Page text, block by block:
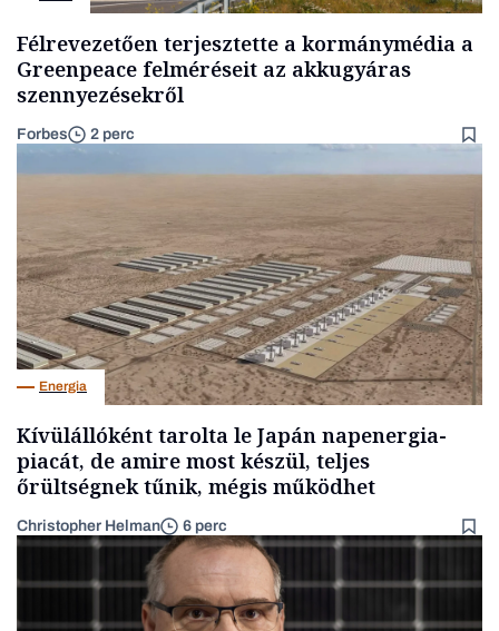
Félrevezetően terjesztette a kormánymédia a
Greenpeace felméréseit az akkugyáras
szennyezésekről
Forbes 2 perc
Energia
Kívülállóként tarolta le Japán napenergia-
piacát, de amire most készül, teljes
őrültségnek tűnik, mégis működhet
Christopher Helman 6 perc